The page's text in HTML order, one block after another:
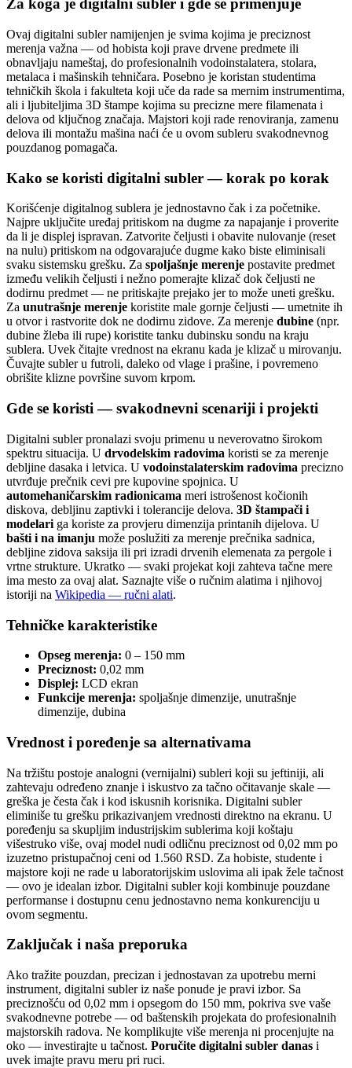
Za koga je digitalni subler i gde se primenjuje
Ovaj digitalni subler namijenjen je svima kojima je preciznost
merenja važna — od hobista koji prave drvene predmete ili
obnavljaju nameštaj, do profesionalnih vodoinstalatera, stolara,
metalaca i mašinskih tehničara. Posebno je koristan studentima
tehničkih škola i fakulteta koji uče da rade sa mernim instrumentima,
ali i ljubiteljima 3D štampe kojima su precizne mere filamenata i
delova od ključnog značaja. Majstori koji rade renoviranja, zamenu
delova ili montažu mašina naći će u ovom subleru svakodnevnog
pouzdanog pomagača.
Kako se koristi digitalni subler — korak po korak
Korišćenje digitalnog sublera je jednostavno čak i za početnike.
Najpre uključite uređaj pritiskom na dugme za napajanje i proverite
da li je displej ispravan. Zatvorite čeljusti i obavite nulovanje (reset
na nulu) pritiskom na odgovarajuće dugme kako biste eliminisali
svaku sistemsku grešku. Za spoljašnje merenje postavite predmet
između velikih čeljusti i nežno pomerajte klizač dok čeljusti ne
dodirnu predmet — ne pritiskajte prejako jer to može uneti grešku.
Za unutrašnje merenje koristite male gornje čeljusti — umetnite ih
u otvor i rastvorite dok ne dodirnu zidove. Za merenje dubine (npr.
dubine žleba ili rupe) koristite tanku dubinsku sondu na kraju
sublera. Uvek čitajte vrednost na ekranu kada je klizač u mirovanju.
Čuvajte subler u futroli, daleko od vlage i prašine, i povremeno
obrišite klizne površine suvom krpom.
Gde se koristi — svakodnevni scenariji i projekti
Digitalni subler pronalazi svoju primenu u neverovatno širokom
spektru situacija. U drvodelskim radovima koristi se za merenje
debljine dasaka i letvica. U vodoinstalaterskim radovima precizno
utvrđuje prečnik cevi pre kupovine spojnica. U
automehaničarskim radionicama meri istrošenost kočionih
diskova, debljinu zaptivki i tolerancije delova. 3D štampači i
modelari ga koriste za provjeru dimenzija printanih dijelova. U
bašti i na imanju može poslužiti za merenje prečnika sadnica,
debljine zidova saksija ili pri izradi drvenih elemenata za pergole i
vrtne strukture. Ukratko — svaki projekat koji zahteva tačne mere
ima mesto za ovaj alat. Saznajte više o ručnim alatima i njihovoj
istoriji na Wikipedia — ručni alati.
Tehničke karakteristike
Opseg merenja: 0 – 150 mm
Preciznost: 0,02 mm
Displej: LCD ekran
Funkcije merenja: spoljašnje dimenzije, unutrašnje
dimenzije, dubina
Vrednost i poređenje sa alternativama
Na tržištu postoje analogni (vernijalni) subleri koji su jeftiniji, ali
zahtevaju određeno znanje i iskustvo za tačno očitavanje skale —
greška je česta čak i kod iskusnih korisnika. Digitalni subler
eliminiše tu grešku prikazivanjem vrednosti direktno na ekranu. U
poređenju sa skupljim industrijskim sublerima koji koštaju
višestruko više, ovaj model nudi odličnu preciznost od 0,02 mm po
izuzetno pristupačnoj ceni od 1.560 RSD. Za hobiste, studente i
majstore koji ne rade u laboratorijskim uslovima ali ipak žele tačnost
— ovo je idealan izbor. Digitalni subler koji kombinuje pouzdane
performanse i dostupnu cenu jednostavno nema konkurenciju u
ovom segmentu.
Zaključak i naša preporuka
Ako tražite pouzdan, precizan i jednostavan za upotrebu merni
instrument, digitalni subler iz naše ponude je pravi izbor. Sa
preciznošću od 0,02 mm i opsegom do 150 mm, pokriva sve vaše
svakodnevne potrebe — od baštenskih projekata do profesionalnih
majstorskih radova. Ne komplikujte više merenja ni procenjujte na
oko — investirajte u tačnost. Poručite digitalni subler danas i
uvek imajte pravu meru pri ruci.